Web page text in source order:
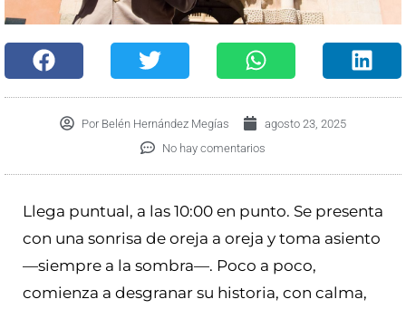
Por Belén Hernández Megías
agosto 23, 2025
No hay comentarios
Llega puntual, a las 10:00 en punto. Se presenta
con una sonrisa de oreja a oreja y toma asiento
—siempre a la sombra—. Poco a poco,
comienza a desgranar su historia, con calma,